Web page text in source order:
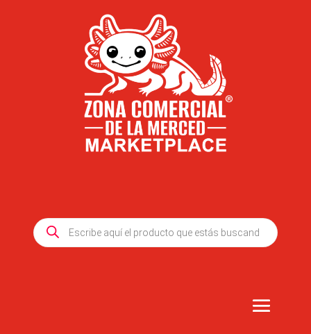
Products
search